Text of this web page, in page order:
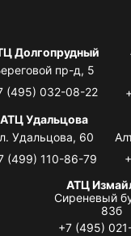
Долгопрудный
пр-д, 5
(495) 032-08-22
АТЦ Удальцова
Удальцова, 60
(499) 110-86-79
АТЦ
Сиреневый
83б
+7 (495)